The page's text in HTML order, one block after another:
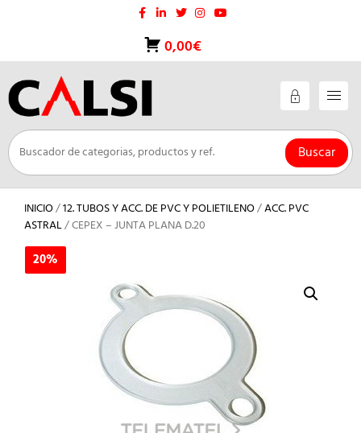
0,00€
Buscar
INICIO/12. TUBOS Y ACC. DE PVC Y POLIETILENO/ACC. PVC
ASTRAL/ CEPEX – JUNTA PLANA D.20
20%
20%